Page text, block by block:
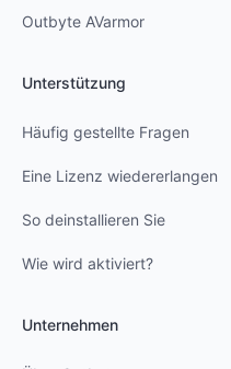
Outbyte AVarmor
Unterstützung
Häufig gestellte Fragen
Eine Lizenz wiedererlangen
So deinstallieren Sie
Wie wird aktiviert?
Unternehmen